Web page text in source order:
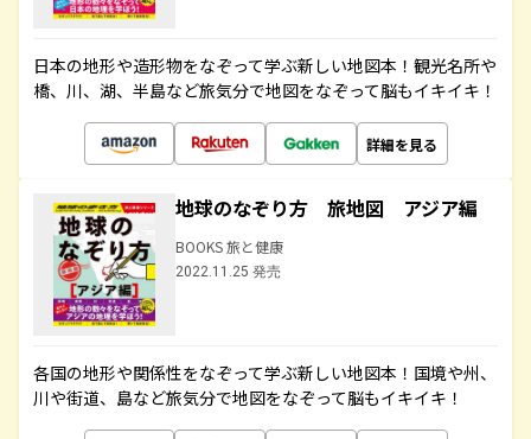
日本の地形や造形物をなぞって学ぶ新しい地図本！観光名所や
橋、川、湖、半島など旅気分で地図をなぞって脳もイキイキ！
詳細を見る
地球のなぞり方 旅地図 アジア編
BOOKS 旅と健康
2022.11.25 発売
各国の地形や関係性をなぞって学ぶ新しい地図本！国境や州、
川や街道、島など旅気分で地図をなぞって脳もイキイキ！